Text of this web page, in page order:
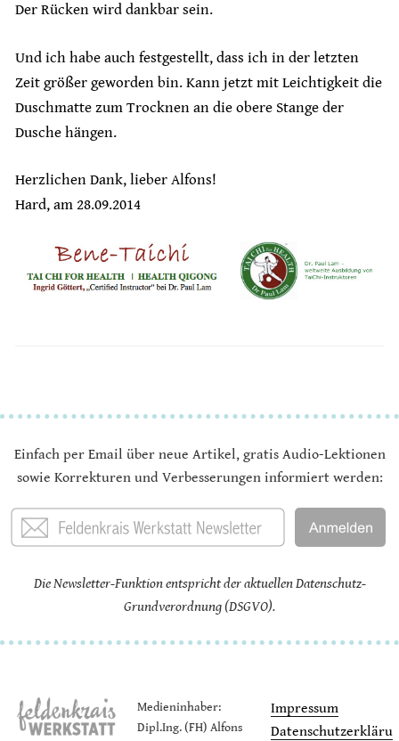
Der Rücken wird dankbar sein.
Und ich habe auch festgestellt, dass ich in der letzten
Zeit größer geworden bin. Kann jetzt mit Leichtigkeit die
Duschmatte zum Trocknen an die obere Stange der
Dusche hängen.
Herzlichen Dank, lieber Alfons!
Hard, am 28.09.2014
Einfach per Email über neue Artikel, gratis Audio-Lektionen
sowie Korrekturen und Verbesserungen informiert werden:
Die Newsletter-Funktion entspricht der aktuellen Datenschutz-
Grundverordnung (DSGVO).
Medieninhaber:
Dipl.Ing. (FH) Alfons
Impressum
Datenschutzerkläru